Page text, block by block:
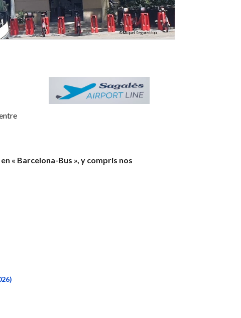
« Barcelona-Bus », y compris nos